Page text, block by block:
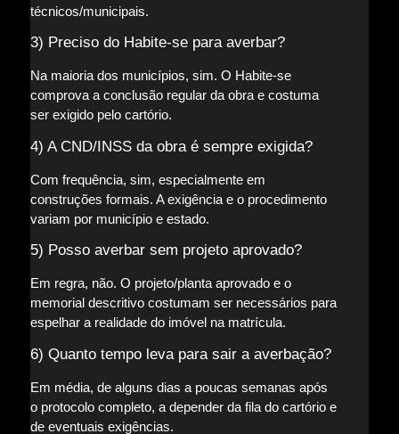
técnicos/municipais.
3) Preciso do Habite-se para averbar?
Na maioria dos municípios, sim. O Habite-se
comprova a conclusão regular da obra e costuma
ser exigido pelo cartório.
4) A CND/INSS da obra é sempre exigida?
Com frequência, sim, especialmente em
construções formais. A exigência e o procedimento
variam por município e estado.
5) Posso averbar sem projeto aprovado?
Em regra, não. O projeto/planta aprovado e o
memorial descritivo costumam ser necessários para
espelhar a realidade do imóvel na matrícula.
6) Quanto tempo leva para sair a averbação?
Em média, de alguns dias a poucas semanas após
o protocolo completo, a depender da fila do cartório e
de eventuais exigências.